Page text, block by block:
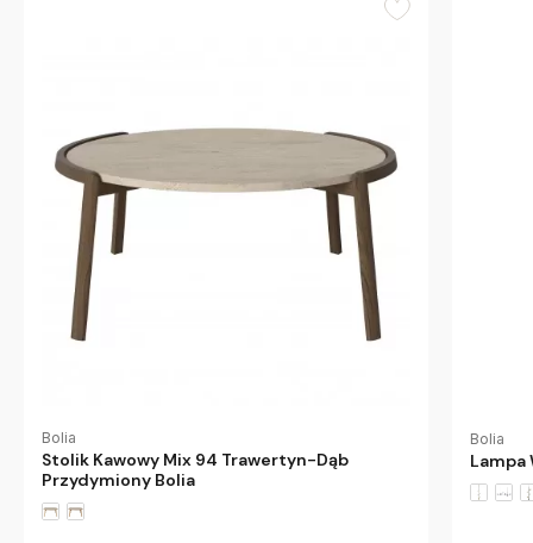
Bolia
Stolik Kawowy Mix 94 Trawertyn-Dąb
Przydymiony Bolia
Bolia
Lampa